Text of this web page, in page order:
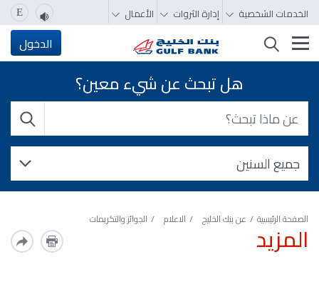
الخدمات الشخصية إدارة الثروات الأعمال E
تغيير التصفّح الدخول
هل تبحث عن شيء معين؟
الصفحة الرئيسية عن بنك الخليج الاعلام الجوائز والتكريمات
المزيد